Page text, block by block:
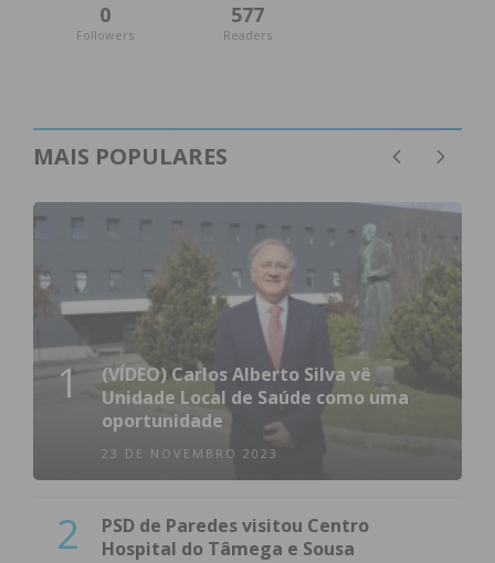
0
Followers
577
Readers
MAIS POPULARES
1
(VÍDEO) Carlos Alberto Silva vê
Unidade Local de Saúde como uma
oportunidade
23 DE NOVEMBRO 2023
2
PSD de Paredes visitou Centro
Hospital do Tâmega e Sousa